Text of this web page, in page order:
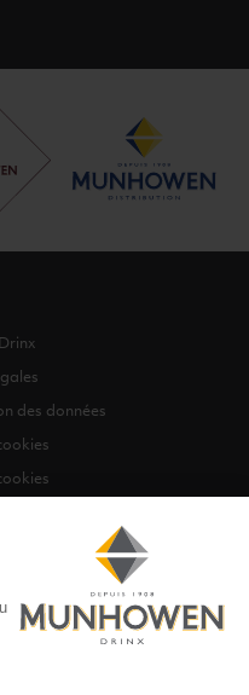
des données
droits réservés